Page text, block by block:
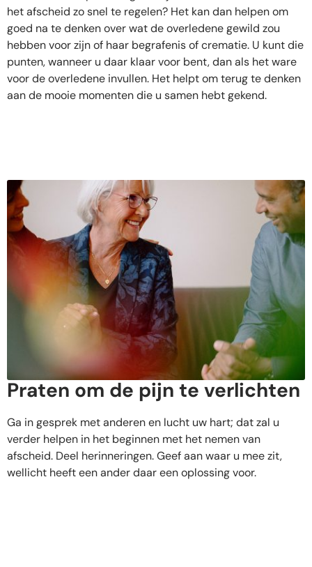
het afscheid zo snel te regelen? Het kan dan helpen om
goed na te denken over wat de overledene gewild zou
hebben voor zijn of haar begrafenis of crematie. U kunt die
punten, wanneer u daar klaar voor bent, dan als het ware
voor de overledene invullen. Het helpt om terug te denken
aan de mooie momenten die u samen hebt gekend.
Praten om de pijn te verlichten
Ga in gesprek met anderen en lucht uw hart; dat zal u
verder helpen in het beginnen met het nemen van
afscheid. Deel herinneringen. Geef aan waar u mee zit,
wellicht heeft een ander daar een oplossing voor.